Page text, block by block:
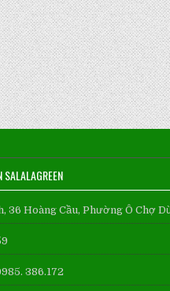
36 Hoàng Cầu, Phường Ô Chợ
386.172